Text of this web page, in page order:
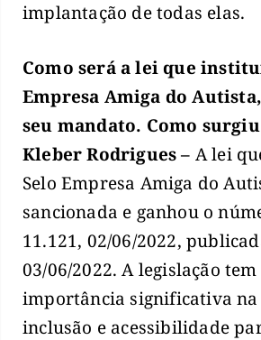
implantação de todas elas.
Como será a lei que
Empresa Amiga do
seu mandato. Como
Kleber Rodrigues – A lei
Selo Empresa Amiga do
sancionada e ganhou o
11.121, 02/06/2022,
03/06/2022. A legislação
importância significativa na
inclusão e acessibilidade